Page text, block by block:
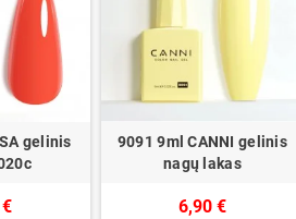
gelinis
9091 9ml CANNI gelinis
nagų lakas
6,90 €